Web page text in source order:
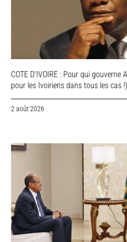
COTE D’IVOIRE : Pour qui
pour les Ivoiriens dans tous les cas !)
2 août 2026